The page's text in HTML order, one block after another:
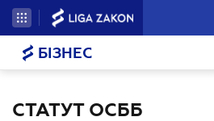
БІЗНЕС
СТАТУТ ОСББ